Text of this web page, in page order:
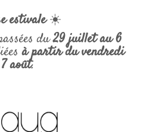
estivale☀️
du29 juillet au 6
à partir du vendredi
7 août.